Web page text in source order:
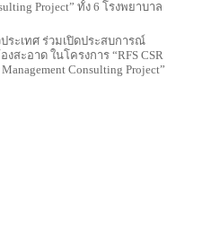
Project” ทั้ง 6 โรงพยาบาล
ระเทศ ร่วมเปิดประสบการณ์
ะอาด ในโครงการ “RFS CSR
Consulting Project”